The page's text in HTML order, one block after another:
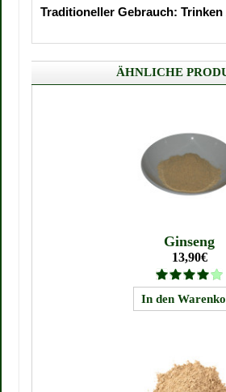
Traditioneller Gebrauch: Trinken
ÄHNLICHE
Ginseng
13,90€